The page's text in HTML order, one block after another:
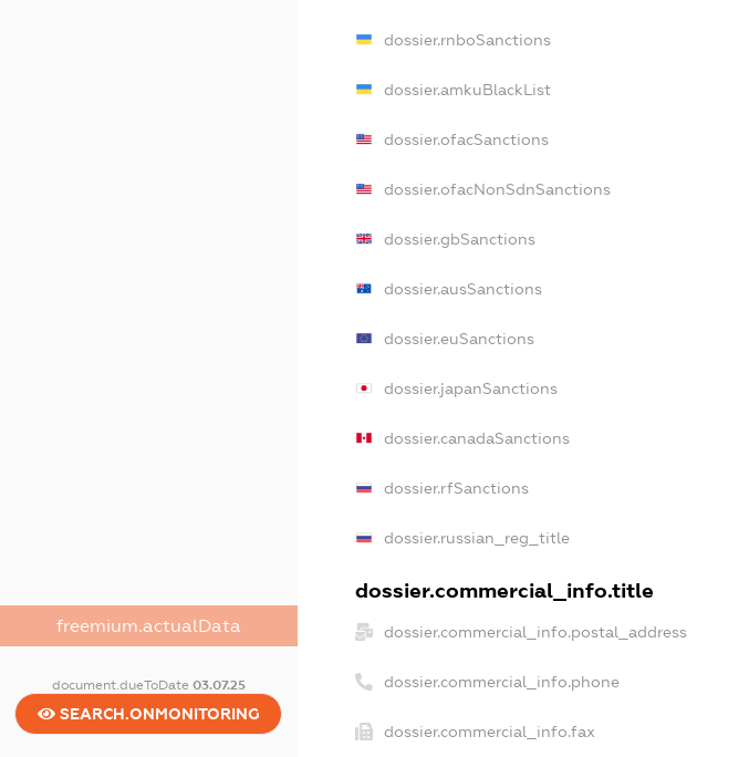
freemium.actualData
document.dueToDate 03.07.25
SEARCH.ONMONITORING
dossier.rnboSanctions
dossier.amkuBlackList
dossier.ofacSanctions
dossier.ofacNonSdnSanctions
dossier.gbSanctions
dossier.ausSanctions
dossier.euSanctions
dossier.japanSanctions
dossier.canadaSanctions
dossier.rfSanctions
dossier.russian_reg_title
dossier.commercial_info.title
dossier.commercial_info.postal_address
dossier.commercial_info.phone
dossier.commercial_info.fax